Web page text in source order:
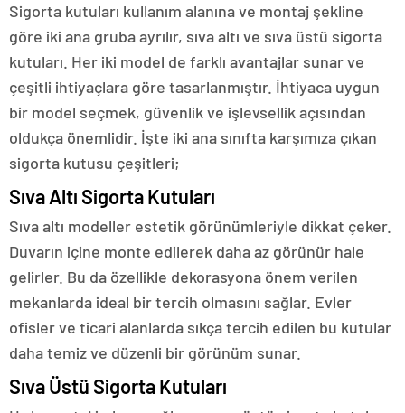
Sigorta kutuları kullanım alanına ve montaj şekline
göre iki ana gruba ayrılır, sıva altı ve sıva üstü sigorta
kutuları. Her iki model de farklı avantajlar sunar ve
çeşitli ihtiyaçlara göre tasarlanmıştır. İhtiyaca uygun
bir model seçmek, güvenlik ve işlevsellik açısından
oldukça önemlidir. İşte iki ana sınıfta karşımıza çıkan
sigorta kutusu çeşitleri;
Sıva Altı Sigorta Kutuları
Sıva altı modeller estetik görünümleriyle dikkat çeker.
Duvarın içine monte edilerek daha az görünür hale
gelirler. Bu da özellikle dekorasyona önem verilen
mekanlarda ideal bir tercih olmasını sağlar. Evler
ofisler ve ticari alanlarda sıkça tercih edilen bu kutular
daha temiz ve düzenli bir görünüm sunar.
Sıva Üstü Sigorta Kutuları